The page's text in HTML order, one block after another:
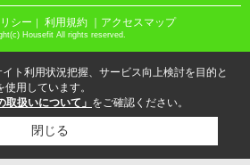
シー 利用規約 ｜アクセスマップ
Housefit All rights reserved.
ト利用状況把握、サービス向上検討を目的と
用しています。
取扱いについて」 をご確認ください。
閉じる